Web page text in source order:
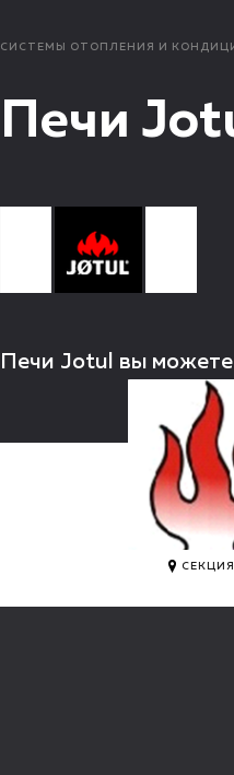
СИСТЕМЫ ОТОПЛЕНИЯ И
Печи
Печи Jotul вы можете